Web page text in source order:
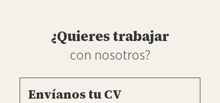
¿Quieres trabajar
con nosotros?
Envíanos tu CV